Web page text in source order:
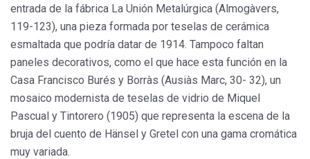
entrada de la fábrica La Unión Metalúrgica (Almogàvers,
119-123), una pieza formada por teselas de cerámica
esmaltada que podría datar de 1914. Tampoco faltan
paneles decorativos, como el que hace esta función en la
Casa Francisco Burés y Borràs (Ausiàs Marc, 30- 32), un
mosaico modernista de teselas de vidrio de Miquel
Pascual y Tintorero (1905) que representa la escena de la
bruja del cuento de Hänsel y Gretel con una gama cromática
muy variada.